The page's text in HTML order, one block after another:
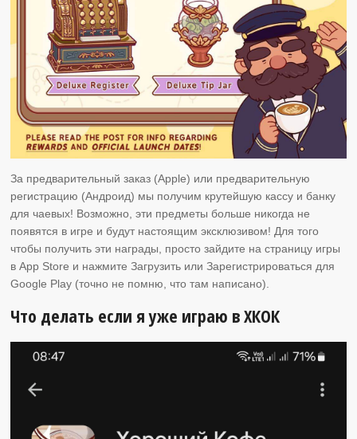
За предварительный заказ (Apple) или предварительную
регистрацию (Андроид) мы получим крутейшую кассу и банку
для чаевых! Возможно, эти предметы больше никогда не
появятся в игре и будут настоящим эксклюзивом! Для того
чтобы получить эти награды, просто зайдите на страницу игры
в App Store и нажмите Загрузить или Зарегистрироваться для
Google Play (точно не помню, что там написано).
Что делать если я уже играю в ХКОК